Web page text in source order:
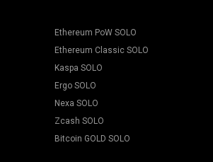
Ethereum PoW SOLO
Ethereum Classic SOLO
Kaspa SOLO
Ergo SOLO
Nexa SOLO
Zcash SOLO
Bitcoin GOLD SOLO